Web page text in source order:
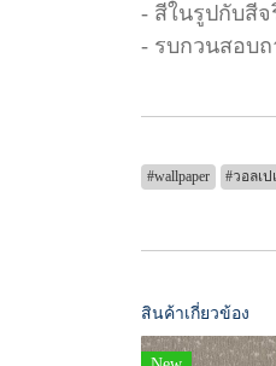
- สีในรูปกับสีจ
- รบกวนสอบ
#wallpaper #วอลเป
สินค้าเกี่ยวข้อง